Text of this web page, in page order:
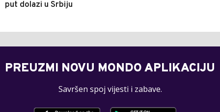
put dolazi u Srbiju
PREUZMI NOVU MONDO APLIKACIJU
Savršen spoj vijesti i zabave.